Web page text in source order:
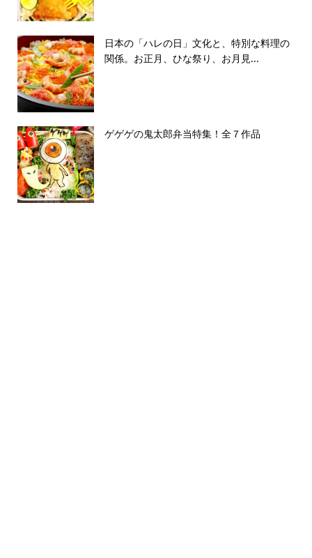
日本の「ハレの日」文化と、特別な料理の
関係。お正月、ひな祭り、お月見...
ゲゲゲの鬼太郎弁当特集！全７作品